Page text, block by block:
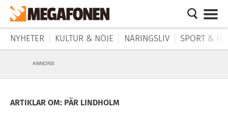
NYHETER KULTUR & NÖJE NÄRINGSLIV SPORT &
ANNONS
ARTIKLAR OM: PÄR LINDHOLM